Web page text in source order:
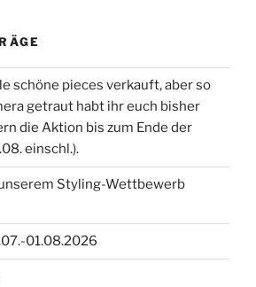
schöne pieces verkauft, aber so
getraut habt ihr euch bisher
die Aktion bis zum Ende der
einschl.).
Styling-Wettbewerb
01.08.2026